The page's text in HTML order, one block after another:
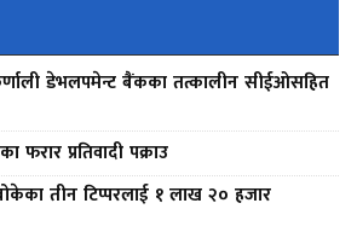
डेभलपमेन्ट बैंकका तत्कालीन सीईओसहित
फरार प्रतिवादी पक्राउ
तीन टिप्परलाई १ लाख २० हजार